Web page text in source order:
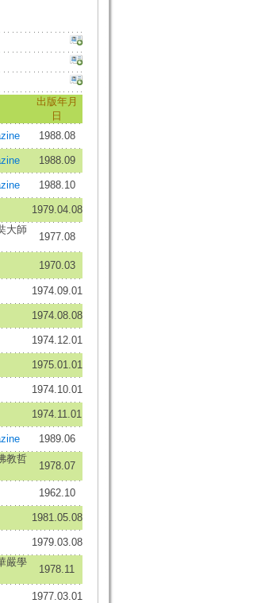
出版年月
日
1988.08
1988.09
1988.10
1979.04.08
大師
1977.08
1970.03
1974.09.01
1974.08.08
1974.12.01
1975.01.01
1974.10.01
1974.11.01
1989.06
教哲
1978.07
1962.10
1981.05.08
1979.03.08
嚴學
1978.11
1977.03.01